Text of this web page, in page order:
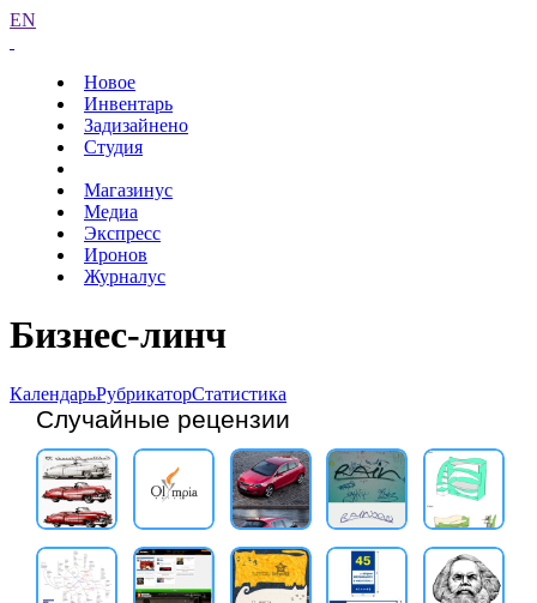
EN
Новое
Инвентарь
Задизайнено
Студия
Магазинус
Медиа
Экспресс
Иронов
Журналус
Бизнес-линч
КалендарьРубрикаторСтатистика
Случайные рецензии